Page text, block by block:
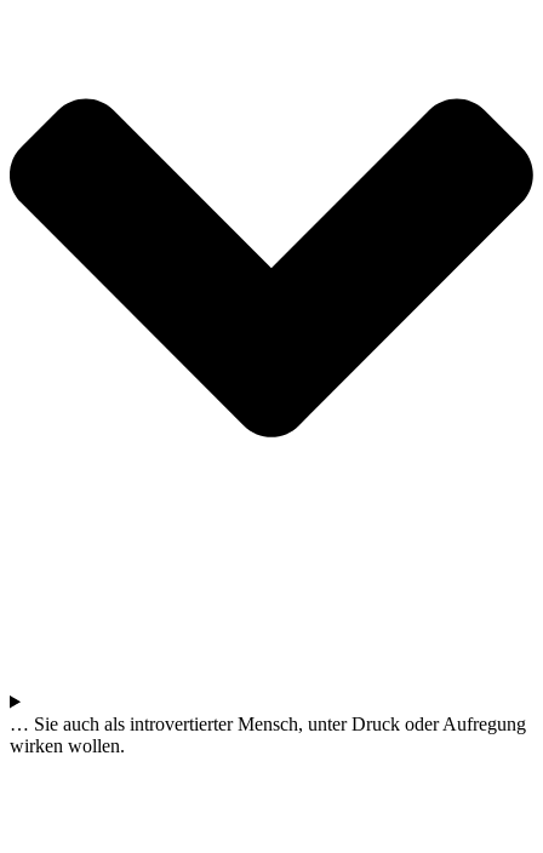
… Sie auch als introvertierter Mensch, unter Druck oder Aufregung
wirken wollen.